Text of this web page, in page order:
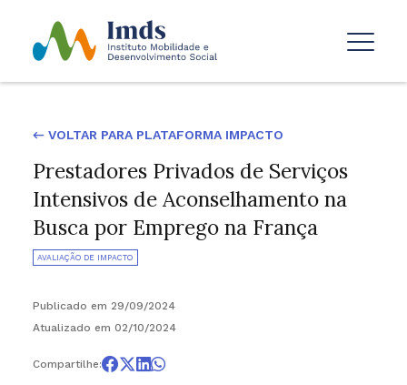
← VOLTAR PARA PLATAFORMA IMPACTO
Prestadores Privados de Serviços
Intensivos de Aconselhamento na
Busca por Emprego na França
AVALIAÇÃO DE IMPACTO
Publicado em 29/09/2024
Atualizado em 02/10/2024
Compartilhe: